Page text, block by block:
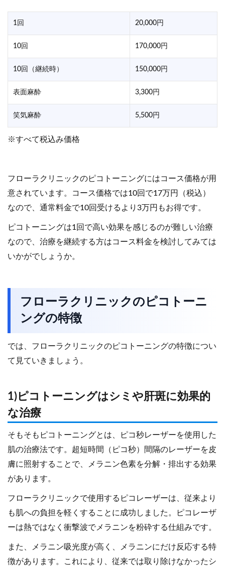
1回 20,000円
10回 170,000円
10回（継続時） 150,000円
表面麻酔 3,300円
笑気麻酔 5,500円
※すべて税込み価格
フローラクリニックのピコトーニングにはコース価格が用
意されています。コース価格では10回で17万円（税込）
なので、通常料金で10回受けるより3万円もお得です。
ピコトーニングは1回で高い効果を感じるのが難しい治療
なので、治療を継続する方はコース料金を検討してみては
いかがでしょうか。
フローラクリニックのピコトーニ
ングの特徴
では、フローラクリニックのピコトーニングの特徴につい
て見ていきましょう。
1)ピコトーニングはシミや肝斑に効果的
な治療
そもそもピコトーニングとは、ピコ秒レーザーを使用した
肌の治療法です。超短時間（ピコ秒）間隔のレーザーを皮
膚に照射することで、メラニン色素を分解・排出する効果
があります。
フローラクリニックで使用するピコレーザーは、従来より
も肌への負担を軽くすることに成功しました。ピコレーザ
ーは熱ではなく衝撃波でメラニンを粉砕する仕組みです。
また、メラニン吸光度が高く、メラニンにだけ反応する特
徴があります。これにより、従来では取り除けなかったシ